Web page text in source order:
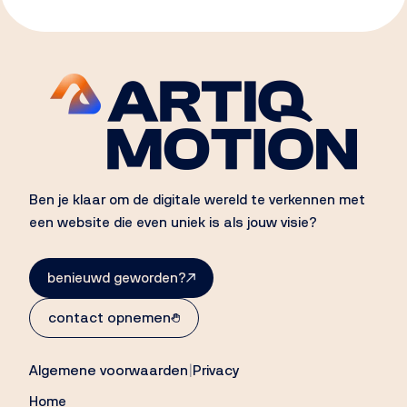
de pagina’s worden geleid.
volgorde ze staan en waar de belangrijkste acties
oplossing, voordelen, bewijs en CTA.
Ben je klaar om de digitale wereld te verkennen met
een website die even uniek is als jouw visie?
benieuwd geworden?
contact opnemen
Algemene voorwaarden|Privacy
Home